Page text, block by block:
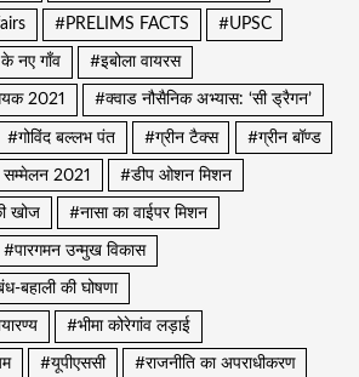
#PRELIMS FACTS #UPSC
नए गाँव #इबोला वायरस
2021 #क्वाड नौसैनिक अभ्यास: ‘सी ड्रैगन’
#गोविंद बल्लभ पंत #ग्रीन टैक्स #ग्रीन बॉण्ड
2021 #डीप ओशन मिशन
खोज #नासा का वाईपर मिशन
#पारगमन उन्मुख विकास
बहाली की घोषणा
#भीमा कोरेगांव लड़ाई
#यूपीएससी #राजनीति का अपराधीकरण